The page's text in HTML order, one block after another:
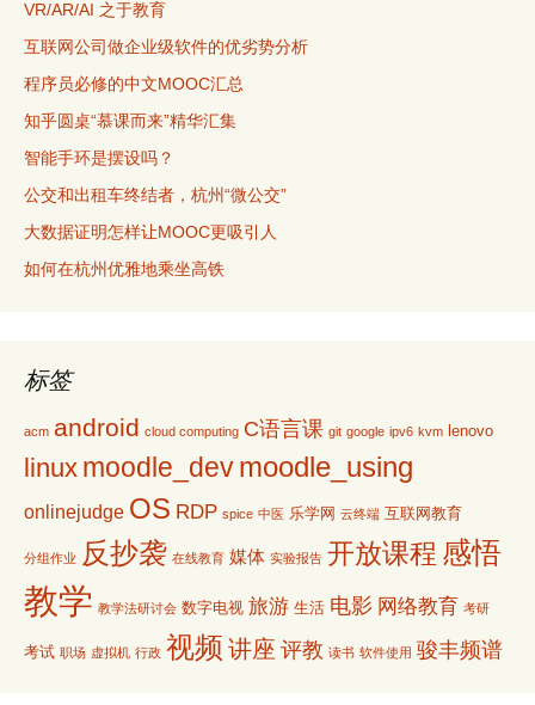
VR/AR/AI 之于教育
互联网公司做企业级软件的优劣势分析
程序员必修的中文MOOC汇总
知乎圆桌“慕课而来”精华汇集
智能手环是摆设吗？
公交和出租车终结者，杭州“微公交”
大数据证明怎样让MOOC更吸引人
如何在杭州优雅地乘坐高铁
标签
acm android cloud computing C语言课 git google ipv6 kvm lenovo
linux moodle_devmoodle_using
onlinejudge OS RDP spice 中医 乐学网 云终端 互联网教育
分组作业 反抄袭 在线教育 媒体 实验报告 开放课程 感悟
教学 教学法研讨会 数字电视 旅游 生活 电影 网络教育 考研
考试 职场 虚拟机 行政 视频 讲座 评教 读书 软件使用 骏丰频谱